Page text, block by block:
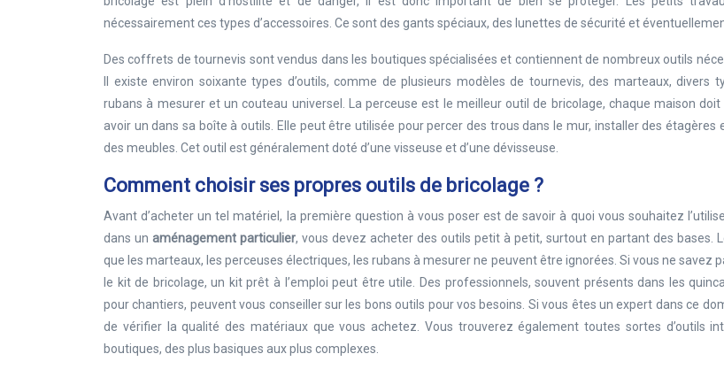
nécessairement ces types d’accessoires. Ce sont des gants spéciaux, des lunettes de sécurité et
Des coffrets de tournevis sont vendus dans les boutiques spécialisées et contiennent de nombreux outils
Il existe environ soixante types d’outils, comme de plusieurs modèles de tournevis, des marteaux, divers
rubans à mesurer et un couteau universel. La perceuse est le meilleur outil de bricolage, chaque maison
avoir un dans sa boîte à outils. Elle peut être utilisée pour percer des trous dans le mur, installer des étagères
des meubles. Cet outil est généralement doté d’une visseuse et d’une dévisseuse.
Comment choisir ses propres outils de bricolage ?
Avant d’acheter un tel matériel, la première question à vous poser est de savoir à quoi vous souhaitez
dans un aménagement particulier, vous devez acheter des outils petit à petit, surtout en partant des bases.
que les marteaux, les perceuses électriques, les rubans à mesurer ne peuvent être ignorées. Si vous ne savez
le kit de bricolage, un kit prêt à l’emploi peut être utile. Des professionnels, souvent présents dans les
pour chantiers, peuvent vous conseiller sur les bons outils pour vos besoins. Si vous êtes un expert dans ce
de vérifier la qualité des matériaux que vous achetez. Vous trouverez également toutes sortes d’outils
boutiques, des plus basiques aux plus complexes.